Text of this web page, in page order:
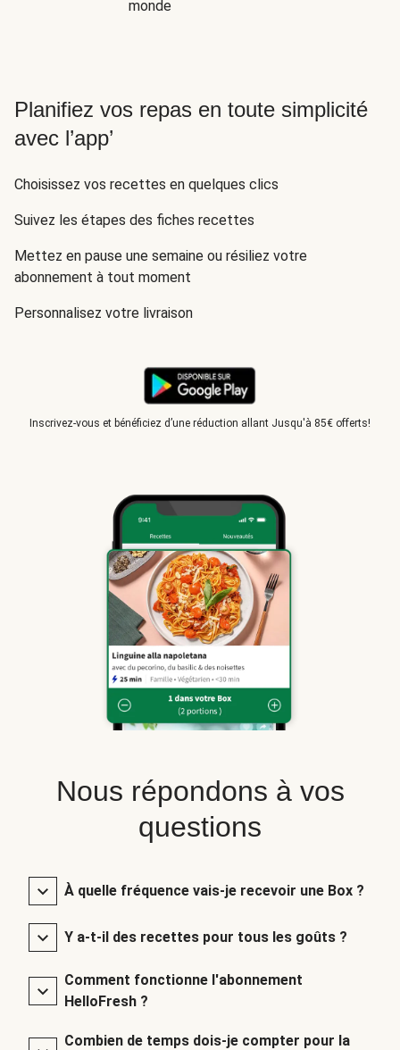
monde
Planifiez vos repas en toute simplicité
avec l’app’
Choisissez vos recettes en quelques clics
Suivez les étapes des fiches recettes
Mettez en pause une semaine ou résiliez votre
abonnement à tout moment
Personnalisez votre livraison
Inscrivez-vous et bénéficiez d’une réduction allant Jusqu'à 85€ offerts!
Nous répondons à vos
questions
À quelle fréquence vais-je recevoir une Box ?
Y a-t-il des recettes pour tous les goûts ?
Comment fonctionne l'abonnement
HelloFresh ?
Combien de temps dois-je compter pour la